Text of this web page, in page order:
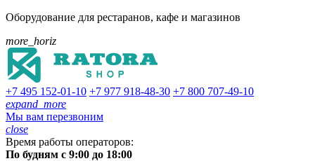
Оборудование для рестаранов, кафе и магазинов
more_horiz
+7 495 152-01-10 +7 977 918-48-30 +7 800 707-49-10
expand_more
Мы вам перезвоним
close
Время работы операторов:
По будням с 9:00 до 18:00